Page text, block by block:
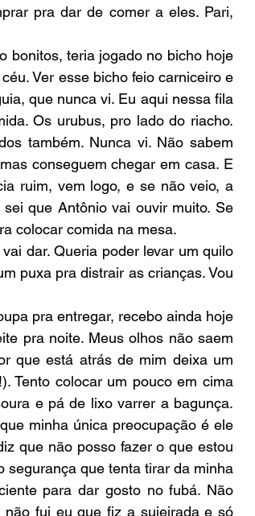
pra dar de comer a eles. Pari,
Ver esse bicho feio carniceiro e
que nunca vi. Eu aqui nessa fila
Os urubus, pro lado do riacho.
também. Nunca vi. Não sabem
conseguem chegar em casa. E
ruim, vem logo, e se não veio, a
que Antônio vai ouvir muito. Se
colocar comida na mesa.
puxa pra distrair as crianças. Vou
pra noite. Meus olhos não saem
que está atrás de mim deixa um
Tento colocar um pouco em cima
e pá de lixo varrer a bagunça.
minha única preocupação é ele
que não posso fazer o que estou
segurança que tenta tirar da minha
para dar gosto no fubá. Não
fui eu que fiz a sujeirada e só